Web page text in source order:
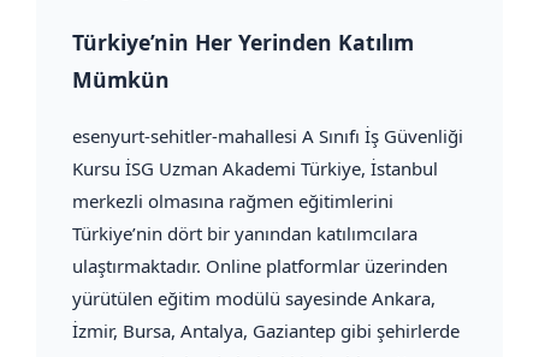
Türkiye’nin Her Yerinden Katılım
Mümkün
esenyurt-sehitler-mahallesi A Sınıfı İş Güvenliği
Kursu İSG Uzman Akademi Türkiye, İstanbul
merkezli olmasına rağmen eğitimlerini
Türkiye’nin dört bir yanından katılımcılara
ulaştırmaktadır. Online platformlar üzerinden
yürütülen eğitim modülü sayesinde Ankara,
İzmir, Bursa, Antalya, Gaziantep gibi şehirlerde